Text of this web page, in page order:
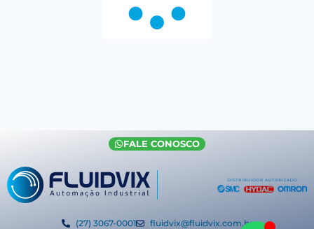
(27) 3067-0001 fluidvix@fluidvix.com.br
FALE CONOSCO